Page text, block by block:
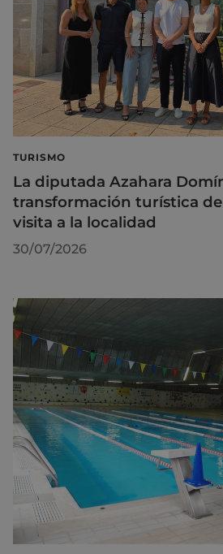
TURISMO
La diputada Azahara
transformación turística de
visita a la localidad
30/07/2026